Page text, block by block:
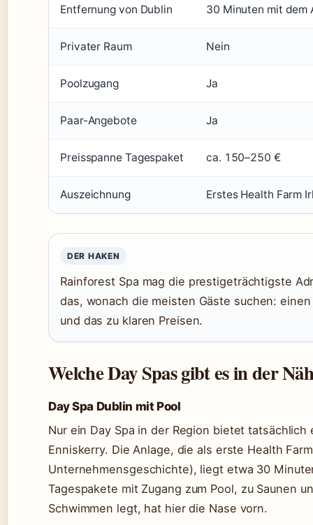
Entfernung von Dublin 30 Minuten mit dem
Privater Raum Nein
Poolzugang Ja
Paar-Angebote Ja
Preisspanne Tagespaket ca. 150–250 €
Auszeichnung Erstes Health Farm
DER HAKEN
Rainforest Spa mag die prestigeträchtigste
das, wonach die meisten Gäste suchen:
und das zu klaren Preisen.
Welche Day Spas gibt es in der
Day Spa Dublin mit Pool
Nur ein Day Spa in der Region bietet
Enniskerry. Die Anlage, die als erste Health
Unternehmensgeschichte), liegt etwa 30
Tagespakete mit Zugang zum Pool, zu Saunen
Schwimmen legt, hat hier die Nase vorn.